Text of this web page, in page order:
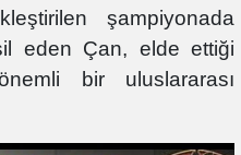
şampiyonada
eden Çan, elde ettiği
bir uluslararası